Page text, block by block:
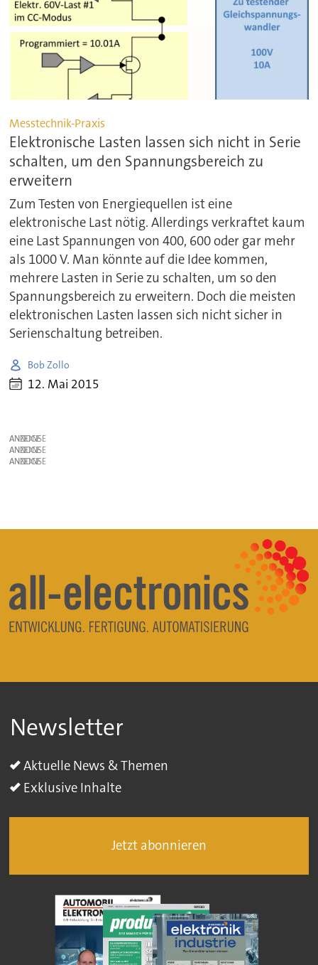
Messtechnik-Praxis
Elektronische Lasten lassen sich nicht in Serie
schalten, um den Spannungsbereich zu
erweitern
Zum Testen von Energiequellen ist eine
elektronische Last nötig. Allerdings verkraftet kaum
eine Last Spannungen von 400, 600 oder gar mehr
als 1000 V. Man könnte auf die Idee kommen,
mehrere Lasten in Serie zu schalten, um so den
Spannungsbereich zu erweitern. Doch die meisten
elektronischen Lasten lassen sich nicht sicher in
Serienschaltung betreiben.
Bob Zollo
12. Mai 2015
ANZEIGE
ANZEIGE
ANZEIGE
Newsletter
Aktuelle News & Themen
Exklusive Inhalte
Jetzt abonnieren